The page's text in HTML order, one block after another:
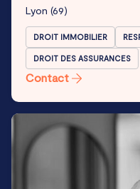
Lyon (69)
DROIT IMMOBILIER
DROIT DES ASSURANCES
Contact